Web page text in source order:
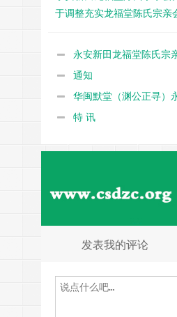
于调整充实龙福堂陈氏宗亲
永安新田龙福堂陈氏宗
理成员和有关事项的通知
通知
华闽默堂（渊公正寻）
大易陈氏会关于今春祭祖有
特 讯
发表我的评论